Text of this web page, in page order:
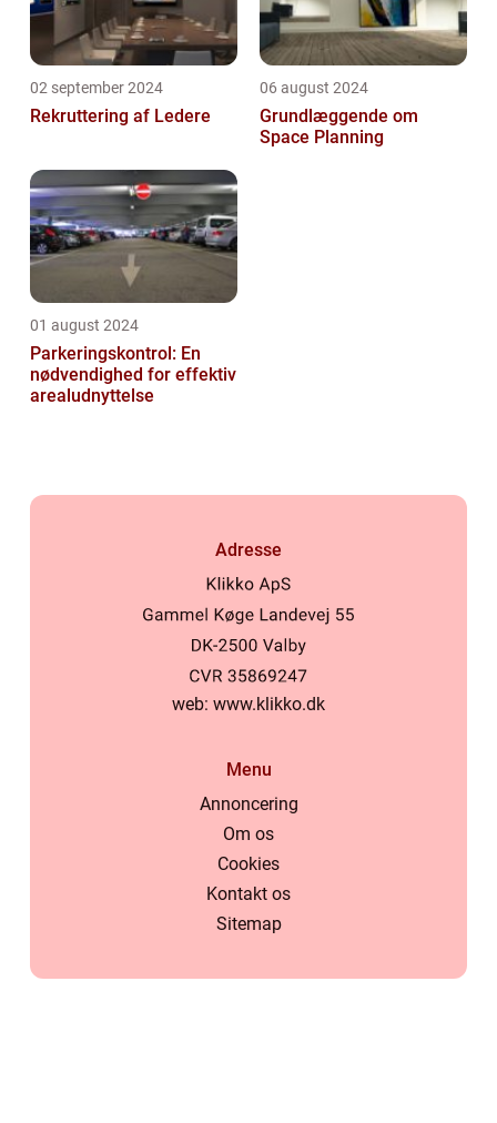
02 september 2024
Rekruttering af Ledere
06 august 2024
Grundlæggende om
Space Planning
01 august 2024
Parkeringskontrol: En
nødvendighed for effektiv
arealudnyttelse
Adresse
web: www.klikko.dk
Menu
Annoncering
Om os
Cookies
Kontakt os
Sitemap